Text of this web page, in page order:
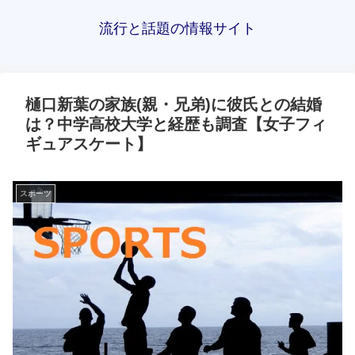
流行と話題の情報サイト
樋口新葉の家族(親・兄弟)に彼氏との結婚
は？中学高校大学と経歴も調査【女子フィ
ギュアスケート】
スポーツ